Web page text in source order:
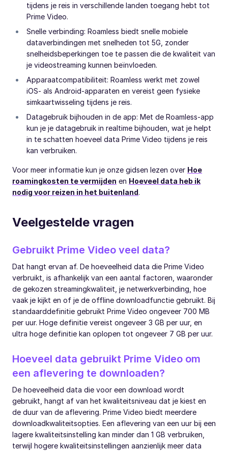
tijdens je reis in verschillende landen toegang hebt tot
Prime Video.
Snelle verbinding: Roamless biedt snelle mobiele
dataverbindingen met snelheden tot 5G, zonder
snelheidsbeperkingen toe te passen die de kwaliteit van
je videostreaming kunnen beïnvloeden.
Apparaatcompatibiliteit: Roamless werkt met zowel
iOS- als Android-apparaten en vereist geen fysieke
simkaartwisseling tijdens je reis.
Datagebruik bijhouden in de app: Met de Roamless-app
kun je je datagebruik in realtime bijhouden, wat je helpt
in te schatten hoeveel data Prime Video tijdens je reis
kan verbruiken.
Voor meer informatie kun je onze gidsen lezen over Hoe
roamingkosten te vermijden en Hoeveel data heb ik
nodig voor reizen in het buitenland.
Veelgestelde vragen
Gebruikt Prime Video veel data?
Dat hangt ervan af. De hoeveelheid data die Prime Video
verbruikt, is afhankelijk van een aantal factoren, waaronder
de gekozen streamingkwaliteit, je netwerkverbinding, hoe
vaak je kijkt en of je de offline downloadfunctie gebruikt. Bij
standaarddefinitie gebruikt Prime Video ongeveer 700 MB
per uur. Hoge definitie vereist ongeveer 3 GB per uur, en
ultra hoge definitie kan oplopen tot ongeveer 7 GB per uur.
Hoeveel data gebruikt Prime Video om
een aflevering te downloaden?
De hoeveelheid data die voor een download wordt
gebruikt, hangt af van het kwaliteitsniveau dat je kiest en
de duur van de aflevering. Prime Video biedt meerdere
downloadkwaliteitsopties. Een aflevering van een uur bij een
lagere kwaliteitsinstelling kan minder dan 1 GB verbruiken,
terwijl hogere kwaliteitsinstellingen aanzienlijk meer data